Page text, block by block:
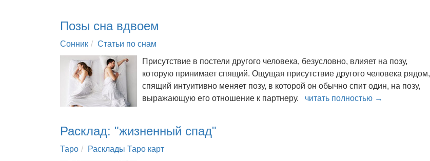
Позы сна вдвоем
Сонник
Статьи по снам
Присутствие в постели другого человека, безусловно, влияет на позу,
которую принимает спящий. Ощущая присутствие другого человека рядом,
спящий интуитивно меняет позу, в которой он обычно спит один, на позу,
выражающую его отношение к партнеру. читать полностью →
Расклад: "жизненный спад"
Таро
Расклады Таро карт